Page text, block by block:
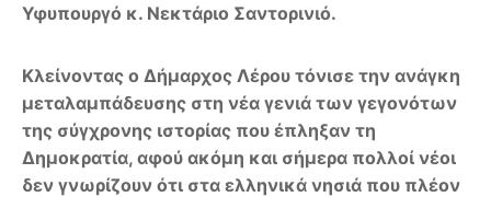
Υφυπουργό κ. Νεκτάριο Σαντορινιό.
Κλείνοντας ο Δήμαρχος Λέρου τόνισε την ανάγκη
μεταλαμπάδευσης στη νέα γενιά των γεγονότων
της σύγχρονης ιστορίας που έπληξαν τη
Δημοκρατία, αφού ακόμη και σήμερα πολλοί νέοι
δεν γνωρίζουν ότι στα ελληνικά νησιά που πλέον